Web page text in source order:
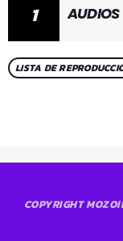
1 AUDIOS
LISTA DE
COPYRIGHT